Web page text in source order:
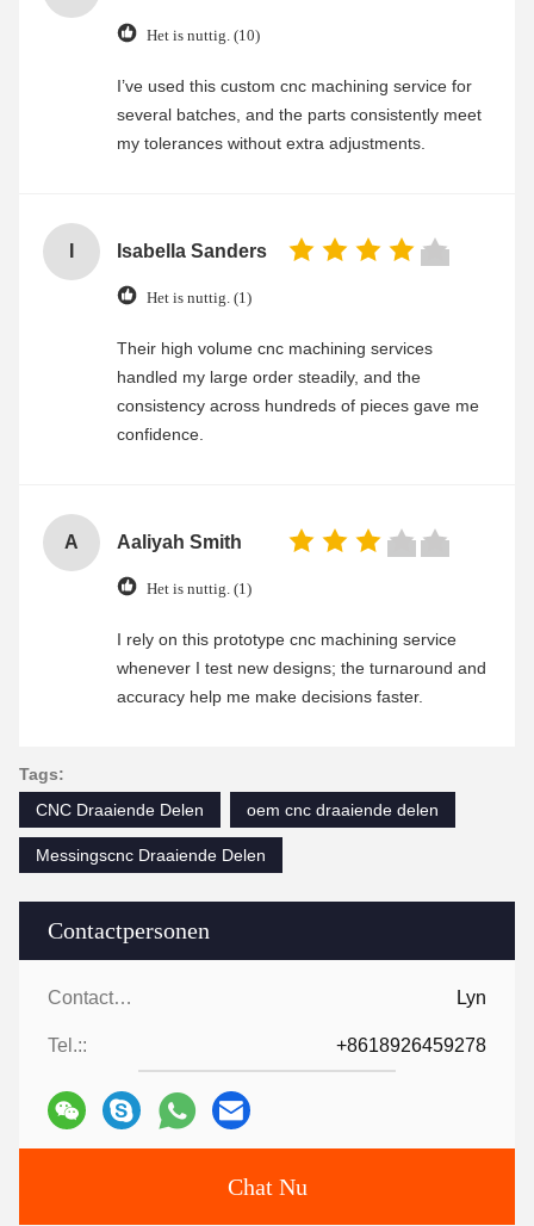
Contactpersonen
Contactpersonen: Lyn
Tel.:: +8618926459278
Chat Nu
Het is nuttig. (10)
I’ve used this custom cnc machining service for
several batches, and the parts consistently meet
my tolerances without extra adjustments.
Isabella Sanders
Het is nuttig. (1)
Their high volume cnc machining services
handled my large order steadily, and the
consistency across hundreds of pieces gave me
confidence.
A Aaliyah Smith
Het is nuttig. (1)
I rely on this prototype cnc machining service
whenever I test new designs; the turnaround and
accuracy help me make decisions faster.
Tags:
CNC Draaiende Delen
oem cnc draaiende delen
Messingscnc Draaiende Delen